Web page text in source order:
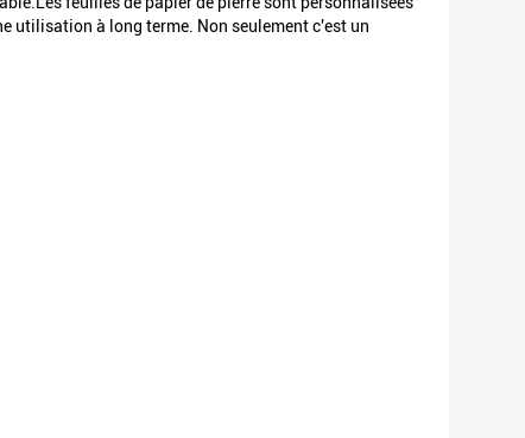
utilisation à long terme. Non seulement c'est un